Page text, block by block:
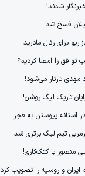
شدند!
فسخ شد
برای رئال مادرید
توافق را امضا کردیم؟
تارتار می‌شود!
تاریک لیگ روشن!
آستانه پیوستن به فجر
تیم لیگ برتری شد
منصور با کتک‌کاری!
ایران و روسیه را تصویب کرد